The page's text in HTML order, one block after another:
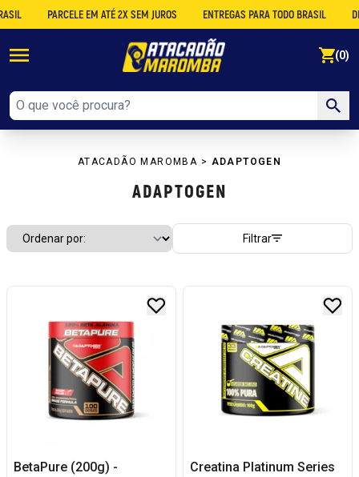
PARCELE EM ATÉ 2X SEM JUROS ENTREGAS PARA TODO BRASIL
(0)
ATACADÃO MAROMBA > ADAPTOGEN
ADAPTOGEN
Filtrar
BetaPure (200g) -
Creatina Platinum Series